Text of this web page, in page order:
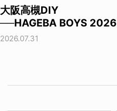
大阪高槻DIY
──HAGEBA BOYS 2026
2026.07.31